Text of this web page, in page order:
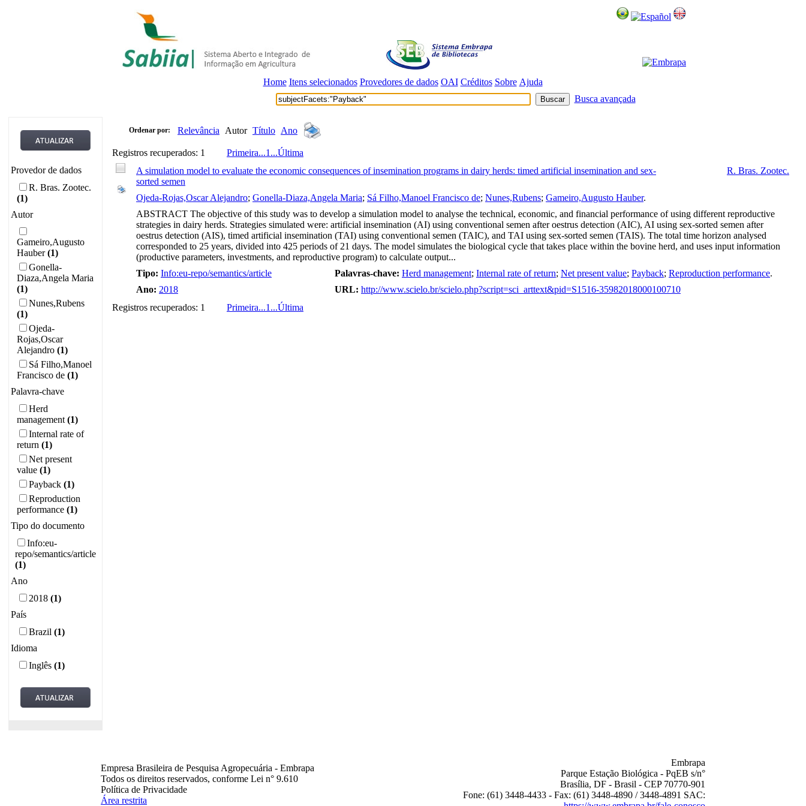
Home Itens selecionados Provedores de dados OAI Créditos Sobre Ajuda
Busca avançada
Provedor de dados
R. Bras. Zootec.
(1)
Autor
Gameiro,Augusto
Hauber(1)
Gonella-
Diaza,Angela Maria
(1)
Nunes,Rubens
(1)
Ojeda-
Rojas,Oscar
Alejandro (1)
Sá Filho,Manoel
Francisco de (1)
Palavra-chave
Herd
management (1)
Internal rate of
return (1)
Net present
value (1)
Payback (1)
Reproduction
performance (1)
Tipo do documento
Info:eu-
repo/semantics/article
(1)
Ano
2018 (1)
País
Brazil (1)
Idioma
Inglês (1)
Ordenar por: Relevância Autor Título Ano
Registros recuperados: 1 Primeira...1 ...Última
A simulation model to evaluate the economic consequences of insemination programs in dairy herds: timed artificial insemination and sex-
sorted semen
R. Bras. Zootec.
Ojeda-Rojas,Oscar Alejandro; Gonella-Diaza,Angela Maria; Sá Filho,Manoel Francisco de; Nunes,Rubens; Gameiro,Augusto Hauber.
ABSTRACT The objective of this study was to develop a simulation model to analyse the technical, economic, and financial performance of using different reproductive
strategies in dairy herds. Strategies simulated were: artificial insemination (AI) using conventional semen after oestrus detection (AIC), AI using sex-sorted semen after
oestrus detection (AIS), timed artificial insemination (TAI) using conventional semen (TAIC), and TAI using sex-sorted semen (TAIS). The total time horizon analysed
corresponded to 25 years, divided into 425 periods of 21 days. The model simulates the biological cycle that takes place within the bovine herd, and uses input information
(productive parameters, investments, and reproductive program) to calculate output...
Tipo: Info:eu-repo/semantics/article Palavras-chave: Herd management; Internal rate of return; Net present value; Payback; Reproduction performance.
Ano: 2018 URL: http://www.scielo.br/scielo.php?script=sci_arttext&pid=S1516-35982018000100710
Registros recuperados: 1
Primeira...1 ...Última
Empresa Brasileira de Pesquisa Agropecuária - Embrapa
Todos os direitos reservados, conforme Lei n° 9.610
Política de Privacidade
Área restrita
Embrapa
Parque Estação Biológica - PqEB s/n°
Brasília, DF - Brasil - CEP 70770-901
Fone: (61) 3448-4433 - Fax: (61) 3448-4890 / 3448-4891 SAC: